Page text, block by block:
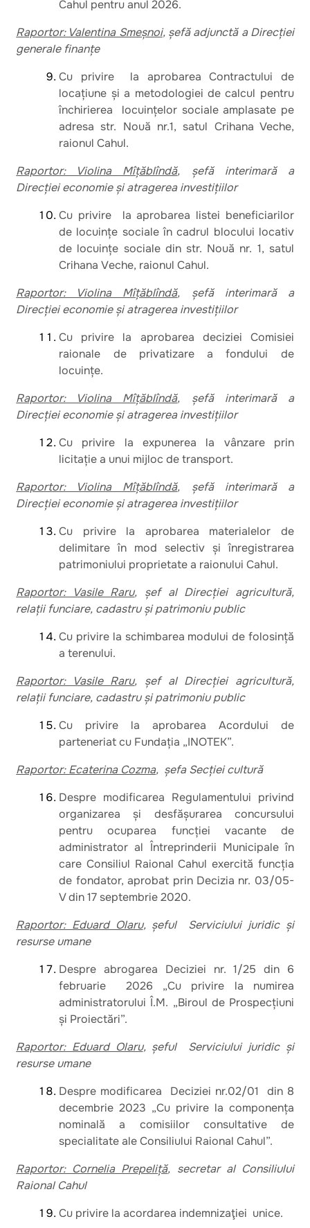
Cahul pentru anul 2026.
Raportor: Valentina Smeșnoi, șefă adjunctă a Direcției
generale finanțe
Cu privire la aprobarea Contractului de
locațiune și a metodologiei de calcul pentru
închirierea locuințelor sociale amplasate pe
adresa str. Nouă nr.1, satul Crihana Veche,
raionul Cahul.
Raportor: Violina Mîțăblîndă, șefă interimară a
Direcției economie și atragerea investițiilor
Cu privire la aprobarea listei beneficiarilor
de lосuințе sociale în cadrul blocului locativ
de lосuințе sociale din str. Nоuă nr. 1, satul
Сrihаnа Vесhе, rаiоnul Саhul.
Raportor: Violina Mîțăblîndă, șefă interimară a
Direcției economie și atragerea investițiilor
Cu privire la aprobarea deciziei Comisiei
raionale de privatizare a fondului de
locuințe.
Raportor: Violina Mîțăblîndă, șefă interimară a
Direcției economie și atragerea investițiilor
Cu privire la expunerea la vânzare prin
licitație a unui mijloc de transport.
Raportor: Violina Mîțăblîndă, șefă interimară a
Direcției economie și atragerea investițiilor
Cu privire la aprobarea materialelor de
delimitare în mod selectiv și înregistrarea
patrimoniului proprietate a raionului Cahul.
Raportor: Vasile Raru, șef al Direcției agricultură,
relații funciare, cadastru și patrimoniu public
Cu privire la schimbarea modului de folosință
a terenului.
Raportor: Vasile Raru, șef al Direcției agricultură,
relații funciare, cadastru și patrimoniu public
Cu privire la aprobarea Acordului de
parteneriat cu Fundația „INOTEK”.
Raportor: Ecaterina Cozma, șefa Secției cultură
Despre modificarea Regulamentului privind
organizarea și desfășurarea concursului
pentru ocuparea funcției vacante de
administrator al Întreprinderii Municipale în
care Consiliul Raional Cahul exercită funcția
de fondator, aprobat prin Decizia nr. 03/05-
V din 17 septembrie 2020.
Raportor: Eduard Olaru, șeful Serviciului juridic și
resurse umane
Despre abrogarea Deciziei nr. 1/25 din 6
februarie 2026 „Cu privire la numirea
administratorului Î.M. „Biroul de Prospecțiuni
și Proiectări”.
Raportor: Eduard Olaru, șeful Serviciului juridic și
resurse umane
Despre modificarea Deciziei nr.02/01 din 8
decembrie 2023 „Cu privire la componența
nominală a comisiilor consultative de
specialitate ale Consiliului Raional Cahul”.
Raportor: Cornelia Prepeliță, secretar al Consiliului
Raional Cahul
Cu privire la acordarea indemnizaţiei unice.